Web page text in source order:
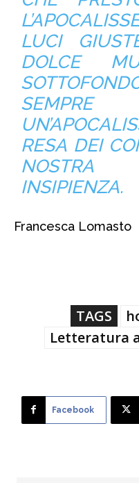
LUCI
DOLCE
SEMPRE
RESA DEI
INSIPIENZA.
Francesca Lomasto
TAGS
Letteratura
Facebook